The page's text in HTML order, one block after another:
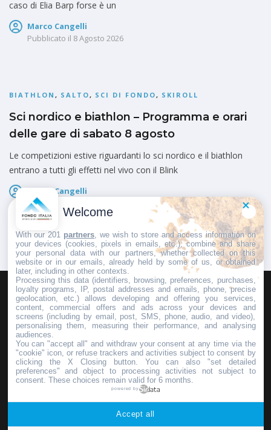
caso di Elia Barp forse è un
Marco Cangelli
Pubblicato il 8 Agosto 2026
BIATHLON , SALTO, SCI DI FONDO, SKIROLL
Sci nordico e biathlon – Programma e orari
delle gare di sabato 8 agosto
Le competizioni estive riguardanti lo sci nordico e il biathlon
entrano a tutti gli effetti nel vivo con il Blink
Marco Cangelli
Pubblicato il
HOMEPAGEREDAZIONEINVIA UN COMUNICATO STAMPA
PUBBLICITÀSCRIVI AL DIRETTORE
Copyright © 2016 - 2025 ASD Fondo Italia - Partita Iva: IT 03855110049
Welcome
With our 201 partners , we wish to store and access information on
your devices (cookies, pixels in emails, etc.), combine and share
your personal data with our partners, whether collected on this
website or in our emails, already held by some of us, or obtained
later, including in other contexts.
Processing this data (identifiers, browsing, preferences, purchases,
loyalty programs, IP, postal addresses and emails, phone, precise
geolocation, etc.) allows developing and offering you services,
content, commercial offers and ads across your devices and
screens (including by email, post, SMS, phone, audio, and video),
personalising them, measuring their performance, and analysing
audiences.
You can "accept all" and withdraw your consent at any time via the
"cookie" icon, or refuse trackers and activities subject to consent by
clicking the X Closing button. You can also "set detailed
preferences" and object to processing activities not subject to
consent. These choices remain valid for 6 months.
powered by
Accept all